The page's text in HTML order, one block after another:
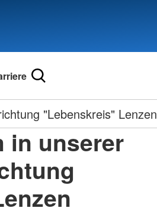
"Lebenskreis" Lenzen
in unserer